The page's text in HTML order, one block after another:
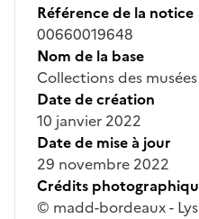
Référence de la notice
00660019648
Nom de la base
Collections des
Date de création
10 janvier 2022
Date de mise à jour
29 novembre 2022
Crédits
© madd-bordeaux -